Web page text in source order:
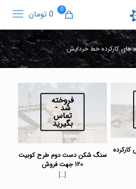
0 0 تومان
های کارکرده خط خردایش
فروخته
شد -
تماس
بگیرید
سنگ شکن دست دوم طرح کوبیت
۱۲۰ جهت فروش
[…]